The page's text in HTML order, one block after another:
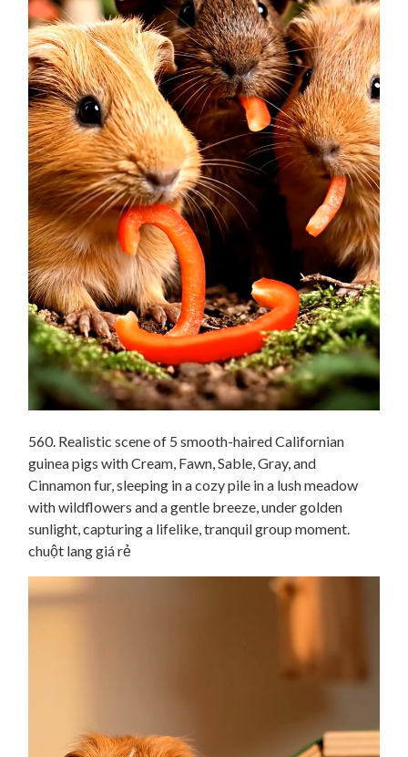
560. Realistic scene of 5 smooth-haired Californian
guinea pigs with Cream, Fawn, Sable, Gray, and
Cinnamon fur, sleeping in a cozy pile in a lush meadow
with wildflowers and a gentle breeze, under golden
sunlight, capturing a lifelike, tranquil group moment.
chuột lang giá rẻ